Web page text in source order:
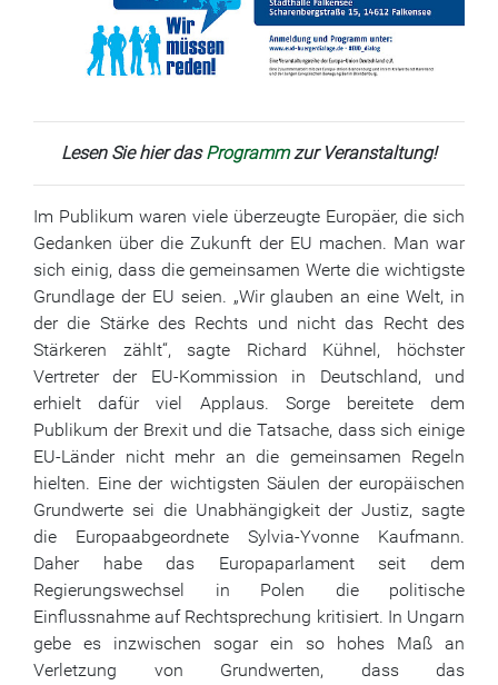
Lesen Sie hier dasProgrammzur Veranstaltung!
Im Publikum waren viele überzeugte Europäer, die sich
Gedanken über die Zukunft der EU machen. Man war
sich einig, dass die gemeinsamen Werte die wichtigste
Grundlage der EU seien. „Wir glauben an eine Welt, in
der die Stärke des Rechts und nicht das Recht des
Stärkeren zählt“, sagte Richard Kühnel, höchster
Vertreter der EU-Kommission in Deutschland, und
erhielt dafür viel Applaus. Sorge bereitete dem
Publikum der Brexit und die Tatsache, dass sich einige
EU-Länder nicht mehr an die gemeinsamen Regeln
hielten. Eine der wichtigsten Säulen der europäischen
Grundwerte sei die Unabhängigkeit der Justiz, sagte
die Europaabgeordnete Sylvia-Yvonne Kaufmann.
Daher habe das Europaparlament seit dem
Regierungswechsel in Polen die politische
Einflussnahme auf Rechtsprechung kritisiert. In Ungarn
gebe es inzwischen sogar ein so hohes Maß an
Verletzung von Grundwerten, dass das